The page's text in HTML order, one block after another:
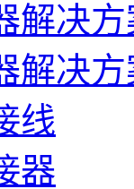
解决方
解决
线
器